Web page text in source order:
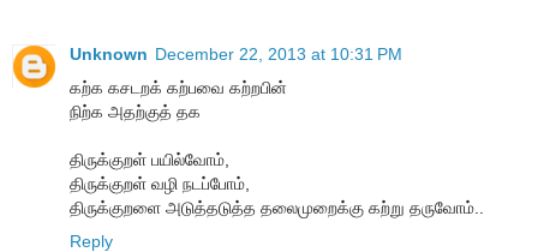
Unknown December 22, 2013 at 10:31 PM
கற்க கசடறக் கற்பவை கற்றபின்
நிற்க அதற்குத் தக
திருக்குறள் பயில்வோம்,
திருக்குறள் வழி நடப்போம்,
திருக்குறளை அடுத்தடுத்த தலைமுறைக்கு கற்று தருவோம்..
Reply